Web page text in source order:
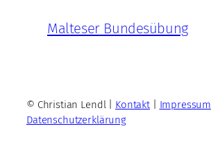
Malteser Bundesübung
© Christian Lendl | Kontakt| Impressum
Datenschutzerklärung